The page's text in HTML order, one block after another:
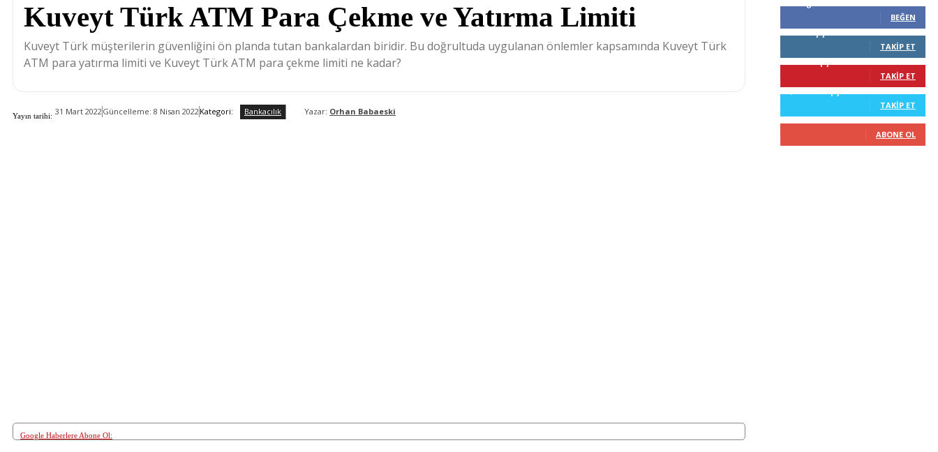
Kuveyt Türk ATM Para Çekme ve Yatırma Limiti
Kuveyt Türk müşterilerin güvenliğini ön planda tutan bankalardan biridir. Bu doğrultuda uygulanan önlemler kapsamında Kuveyt Türk
ATM para yatırma limiti ve Kuveyt Türk ATM para çekme limiti ne kadar?
Yayın tarihi: 31 Mart 2022Güncelleme: 8 Nisan 2022Kategori: Bankacılık Yazar: Orhan Babaeski
Google Haberlere Abone Ol:
BEĞEN
TAKIP ET
TAKIP ET
TAKIP ET
ABONE OL